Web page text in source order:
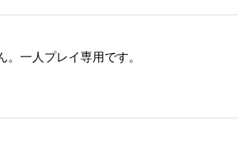
一人プレイ専用です。